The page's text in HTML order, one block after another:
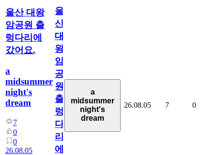
울산 대왕
암공원 출
렁다리에
갔어요.
a
midsummer
night's
dream
7
0
0
26.08.05
울
산
대
왕
암
공
원
출
렁
다
리
에
a
midsummer
night's
dream
26.08.05 7 0